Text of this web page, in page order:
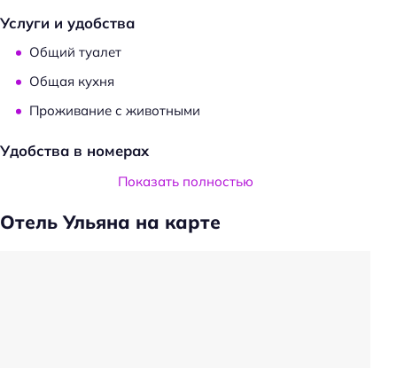
Услуги и удобства
Общий туалет
Общая кухня
Проживание с животными
Удобства в номерах
Стиральная машинаПоказать полностью
Отель Ульяна на карте